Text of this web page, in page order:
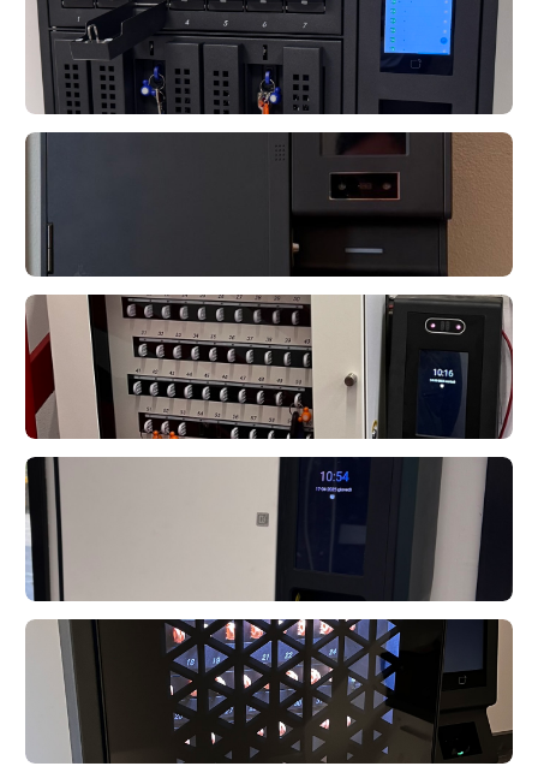
ProLine 14+
Junior S
KeyMaster
ProLine 70
KeyMaster
Junior+
KeyMaster